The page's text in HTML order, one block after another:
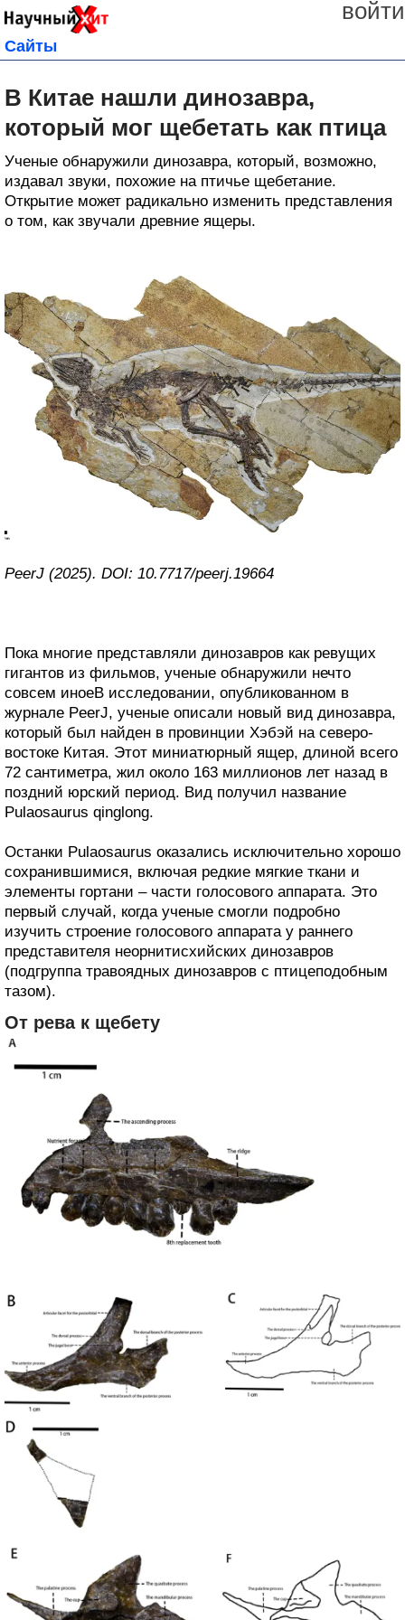
войти
Сайты
В Китае нашли динозавра,
который мог щебетать как птица
Ученые обнаружили динозавра, который, возможно,
издавал звуки, похожие на птичье щебетание.
Открытие может радикально изменить представления
о том, как звучали древние ящеры.
PeerJ (2025). DOI: 10.7717/peerj.19664
Пока многие представляли динозавров как ревущих
гигантов из фильмов, ученые обнаружили нечто
совсем иноеВ исследовании, опубликованном в
журнале PeerJ, ученые описали новый вид динозавра,
который был найден в провинции Хэбэй на северо-
востоке Китая. Этот миниатюрный ящер, длиной всего
72 сантиметра, жил около 163 миллионов лет назад в
поздний юрский период. Вид получил название
Pulaosaurus qinglong.
Останки Pulaosaurus оказались исключительно хорошо
сохранившимися, включая редкие мягкие ткани и
элементы гортани – части голосового аппарата. Это
первый случай, когда ученые смогли подробно
изучить строение голосового аппарата у раннего
представителя неорнитисхийских динозавров
(подгруппа травоядных динозавров с птицеподобным
тазом).
От рева к щебету